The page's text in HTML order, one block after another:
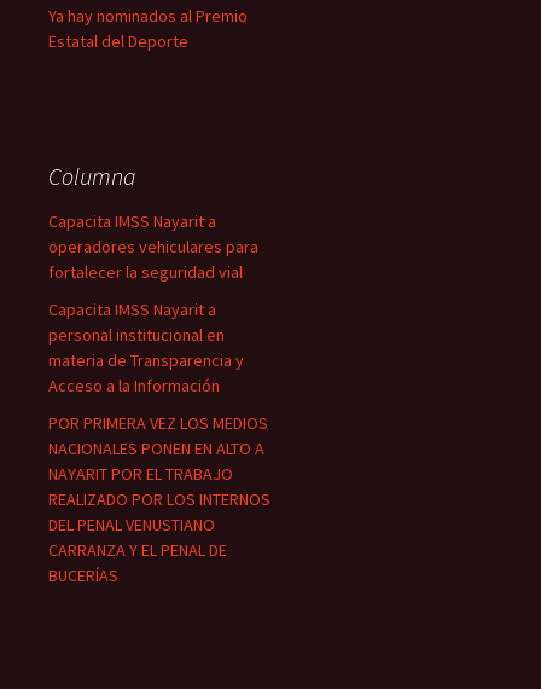
Ya hay nominados al Premio
Estatal del Deporte
Columna
Capacita IMSS Nayarit a
operadores vehiculares para
fortalecer la seguridad vial
Capacita IMSS Nayarit a
personal institucional en
materia de Transparencia y
Acceso a la Información
POR PRIMERA VEZ LOS MEDIOS
NACIONALES PONEN EN ALTO A
NAYARIT POR EL TRABAJO
REALIZADO POR LOS INTERNOS
DEL PENAL VENUSTIANO
CARRANZA Y EL PENAL DE
BUCERÍAS